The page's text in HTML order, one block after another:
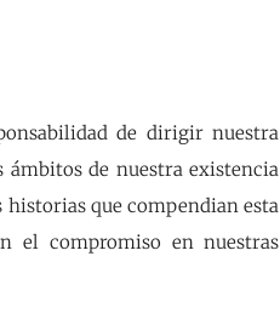
de dirigir nuestra
de nuestra existencia
historias que compendian esta
el compromiso en nuestras